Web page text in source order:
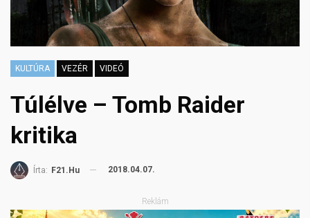
KULTÚRA VEZÉR VIDEÓ
Túlélve – Tomb Raider
kritika
Írta: F21.hu 2018.04.07.
Reklám